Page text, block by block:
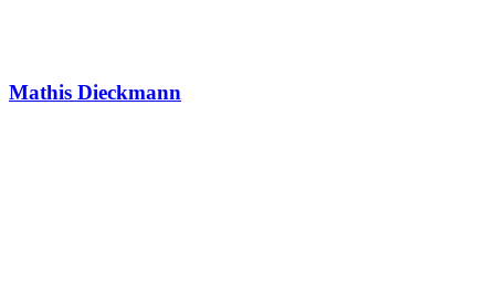
Mathis Dieckmann